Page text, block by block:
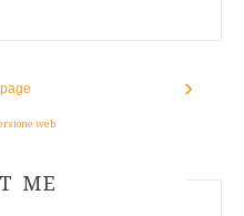
›
web
ME